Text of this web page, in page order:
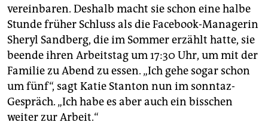
epaper login
vereinbaren. Deshalb macht sie schon eine halbe
Stunde früher Schluss als die Facebook-Managerin
Sheryl Sandberg, die im Sommer erzählt hatte, sie
beende ihren Arbeitstag um 17:30 Uhr, um mit der
Familie zu Abend zu essen. „Ich gehe sogar schon
um fünf“, sagt Katie Stanton nun im sonntaz-
Gespräch. „Ich habe es aber auch ein bisschen
weiter zur Arbeit.“